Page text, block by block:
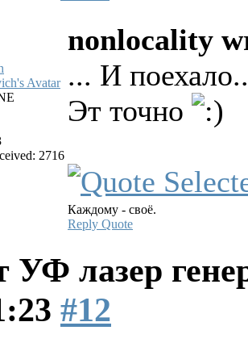
2716
nonlocality
... И
Эт точно
Каждому - своё.
Reply Quote
УФ лазер
#12